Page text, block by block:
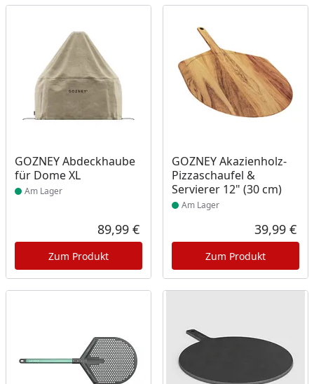
GOZNEY Abdeckhaube
für Dome XL
Produkt am Lager
Am Lager
Aktueller Preis
89,99 €
Zum Produkt
GOZNEY Akazienholz-
Pizzaschaufel &
Servierer 12" (30 cm)
Produkt am Lager
Am Lager
39,99 €
Zum Produkt